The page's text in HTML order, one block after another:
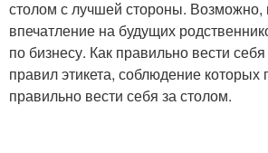
столом с лучшей стороны. Возможно,
впечатление на будущих
по бизнесу. Как правильно вести
правил этикета, соблюдение
правильно вести себя за столом.